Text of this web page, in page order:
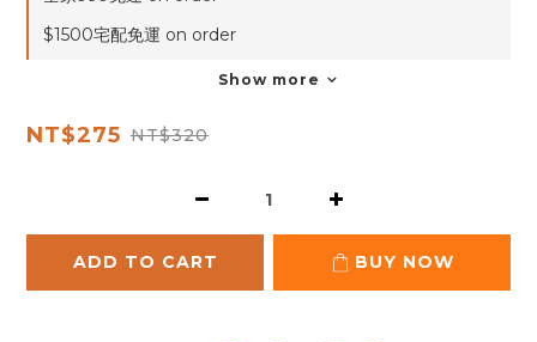
$1500宅配免運 on order
Show more
NT$275 NT$320
ADD TO CART BUY NOW